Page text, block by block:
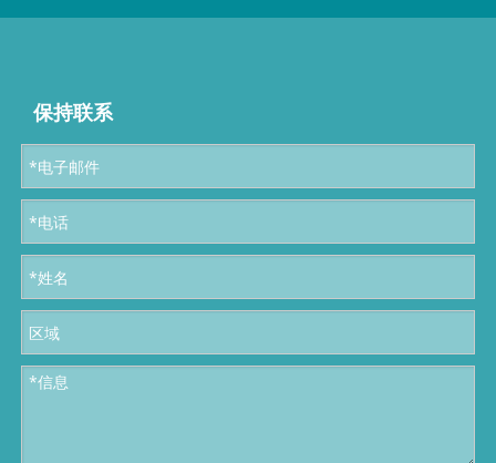
保持联系